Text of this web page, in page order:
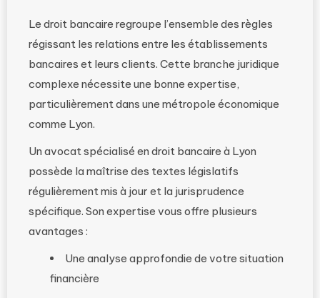
Le droit bancaire regroupe l’ensemble des règles
régissant les relations entre les établissements
bancaires et leurs clients. Cette branche juridique
complexe nécessite une bonne expertise,
particulièrement dans une métropole économique
comme Lyon.
Un avocat spécialisé en droit bancaire à Lyon
possède la maîtrise des textes législatifs
régulièrement mis à jour et la jurisprudence
spécifique. Son expertise vous offre plusieurs
avantages :
Une analyse approfondie de votre situation
financière